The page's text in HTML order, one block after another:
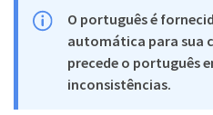
O português é
automática para sua
precede o português
inconsistências.